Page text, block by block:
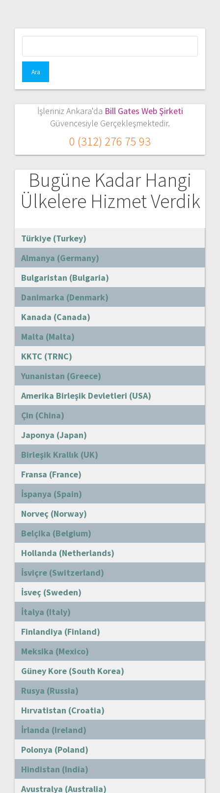
İşleriniz Ankara'da Bill Gates Web Şirketi
Güvencesiyle Gerçekleşmektedir.
0 (312) 276 75 93
Bugüne Kadar Hangi
Ülkelere Hizmet Verdik
Türkiye (Turkey)
Almanya (Germany)
Bulgaristan (Bulgaria)
Danimarka (Denmark)
Kanada (Canada)
Malta (Malta)
KKTC (TRNC)
Yunanistan (Greece)
Amerika Birleşik Devletleri (USA)
Çin (China)
Japonya (Japan)
Birleşik Krallık (UK)
Fransa (France)
İspanya (Spain)
Norveç (Norway)
Belçika (Belgium)
Hollanda (Netherlands)
İsviçre (Switzerland)
İsveç (Sweden)
İtalya (Italy)
Finlandiya (Finland)
Meksika (Mexico)
Güney Kore (South Korea)
Rusya (Russia)
Hırvatistan (Croatia)
İrlanda (Ireland)
Polonya (Poland)
Hindistan (India)
Avustralya (Australia)